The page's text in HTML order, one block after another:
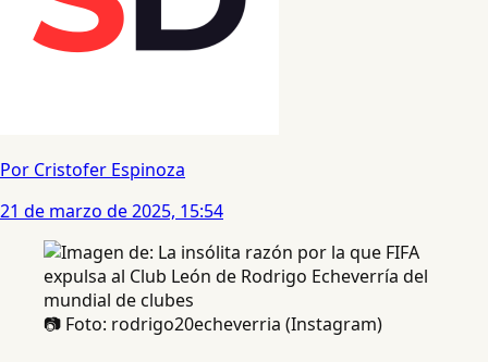
Por Cristofer Espinoza
21 de marzo de 2025, 15:54
📷 Foto: rodrigo20echeverria (Instagram)